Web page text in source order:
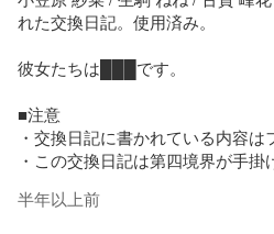
れた交換日記。使用済み。
彼女たちは███です。
■注意
・交換日記に書かれている内容は
・この交換日記は第四境界が手掛
半年以上前